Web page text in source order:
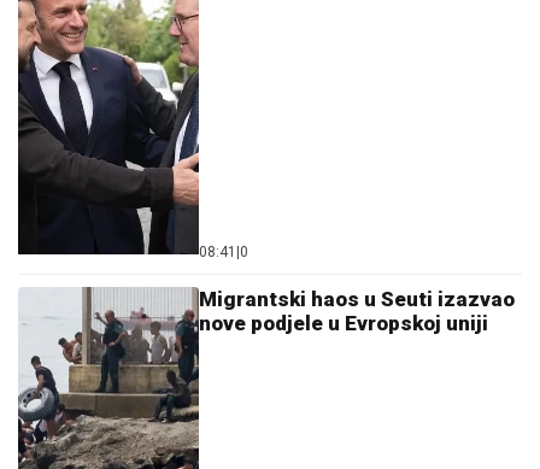
08:41 0
Migrantski haos u Seuti izazvao
nove podjele u Evropskoj uniji